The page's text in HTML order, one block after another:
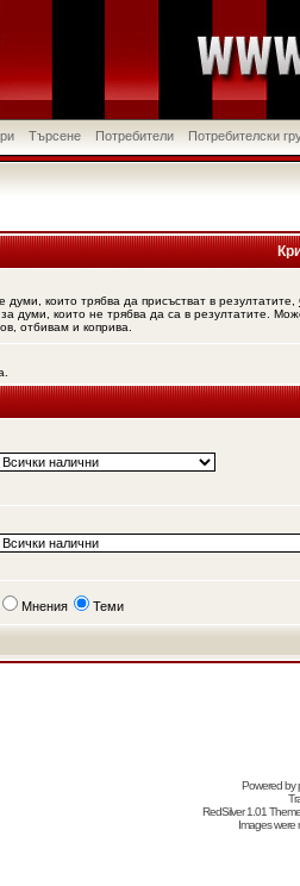
Търсене Потребители Потребителски
думи, които трябва да присъстват в резултатите,
за думи, които не трябва да са в резултатите.
отбивам и коприва.
Мнения Теми
Powered by
RedSilver 1.01
Images were